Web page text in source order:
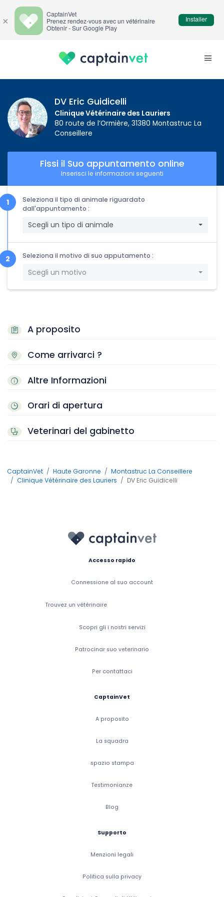
DV Eric Guidicelli
Clinique Vétérinaire des Lauriers
80 route de l’Ormière, 31380 Montastruc La
Conseillere
A proposito
Come arrivarci ?
Altre Informazioni
Orari di apertura
Veterinari del gabinetto
Fissi il Suo appuntamento online
Inserisci le informazioni seguenti
Seleziona il tipo di animale riguardato
dall'appuntamento :
Scegli un tipo di animale
Seleziona il motivo di suo apputamento :
Scegli un motivo
CaptainVet Haute Garonne
Montastruc La Conseillere
Clinique Vétérinaire des Lauriers
DV Eric Guidicelli
Accesso rapido
Connessione al suo account
Trouvez un vétérinaire
Scopri gli i nostri servizi
Patrocinar suo veterinario
Per contattaci
CaptainVet
A proposito
La squadra
spazio stampa
Testimonianze
Blog
Supporto
Menzioni legali
Politica sulla privacy
×
CaptainVet
Prenez rendez-vous avec un vétérinaire
Obtenir - Sur Google Play
Installer